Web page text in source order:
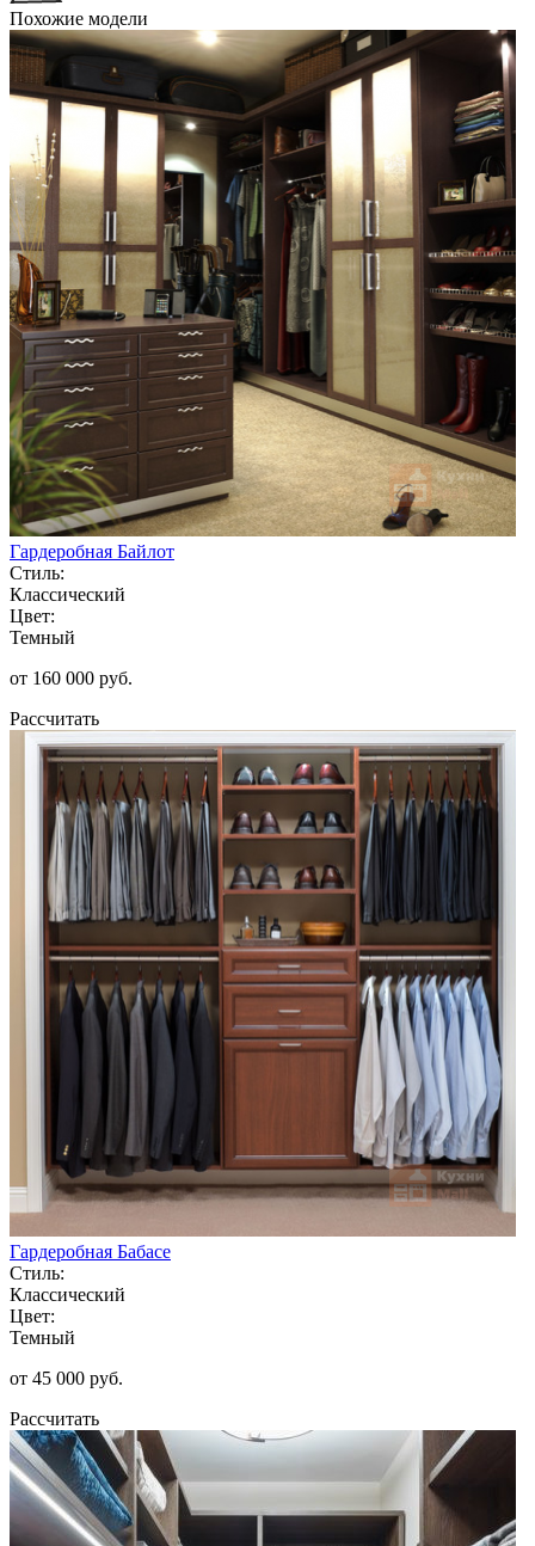
Похожие модели
Гардеробная Байлот
Стиль:
Классический
Цвет:
Темный
от 160 000 руб.
Рассчитать
Гардеробная Бабасе
Стиль:
Классический
Цвет:
Темный
от 45 000 руб.
Рассчитать